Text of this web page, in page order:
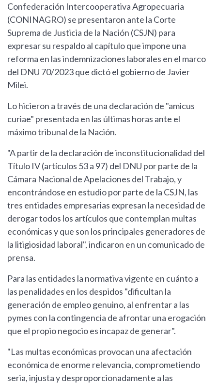
Confederación Intercooperativa Agropecuaria
(CONINAGRO) se presentaron ante la Corte
Suprema de Justicia de la Nación (CSJN) para
expresar su respaldo al capítulo que impone una
reforma en las indemnizaciones laborales en el marco
del DNU 70/2023 que dictó el gobierno de Javier
Milei.
Lo hicieron a través de una declaración de "amicus
curiae" presentada en las últimas horas ante el
máximo tribunal de la Nación.
"A partir de la declaración de inconstitucionalidad del
Título IV (artículos 53 a 97) del DNU por parte de la
Cámara Nacional de Apelaciones del Trabajo, y
encontrándose en estudio por parte de la CSJN, las
tres entidades empresarias expresan la necesidad de
derogar todos los artículos que contemplan multas
económicas y que son los principales generadores de
la litigiosidad laboral", indicaron en un comunicado de
prensa.
Para las entidades la normativa vigente en cuánto a
las penalidades en los despidos "dificultan la
generación de empleo genuino, al enfrentar a las
pymes con la contingencia de afrontar una erogación
que el propio negocio es incapaz de generar".
"Las multas económicas provocan una afectación
económica de enorme relevancia, comprometiendo
seria, injusta y desproporcionadamente a las